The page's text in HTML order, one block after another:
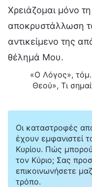
Χρειάζομαι μόνο
αποκρυστάλλωση
αντικείμενο της
θέλημά Μου.
«Ο Λόγος»,
Θεού», Τι
Οι καταστροφές
έχουν εμφανιστεί
Κυρίου. Πώς
τον Κύριο; Σας
επικοινωνήσετε
τρόπο.